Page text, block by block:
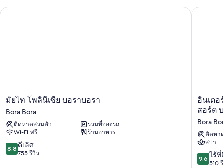
ริมสระว่ายน้ำและลานระเบียง
ผู้เข้าพักต่างชื่นชอบพนักงานที่ให้ความช่วยเหลือที่ดี
สิ่งอำนวยความสะดวกในห้องพัก
ห้องพักทั้งหมด 107 ห้องมาพร้อมบริการที่สะดวกสบาย เช่น รูมเซอร์วิส 24
ชั่วโมง และเครื่องนอนระดับพรีเมียม พร้อมด้วยสิทธิพิเศษอย่าง ระเบียง
พร้อมเฟอร์นิเจอร์ และตู้นิรภัยที่เก็บแล็ปท็อปได้
มัย
ไท
โพ
ลิ
นี
เซีย
บอ
มัยไท โพลินีเซีย บอราบอรา
Bora Bora
ติดหาดส่วนตัว
รวมที่จอดรถ
Wi-Fi ฟรี
ร้านอาหาร
8.8
จาก
8.8 ดีเลิศ
755 รีวิว
มัยไท โพลินีเซีย บอราบอรา
อินเตอร์
คอน
เนนตัล
โบรา
โบรา
เลอ
โม
อินเตอ
สอร์ต
Bora
ติดหา
สปา
9.6
จาก
9.6 ไร้ที่
510
อินเตอร์